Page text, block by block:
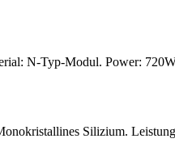
N-Typ-Modul. Power:
Silizium.